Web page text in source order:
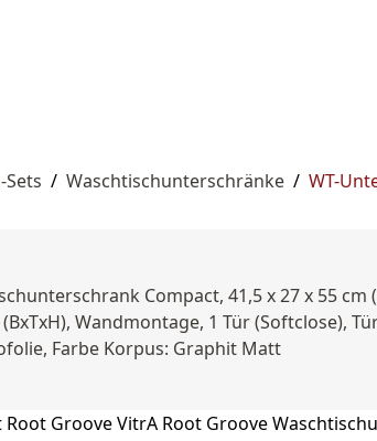
/ Waschtischunterschränke / WT-
Compact, 41,5 x 27 x 55
(BxTxH), Wandmontage, 1 Tür
Farbe Korpus: Graphit Matt